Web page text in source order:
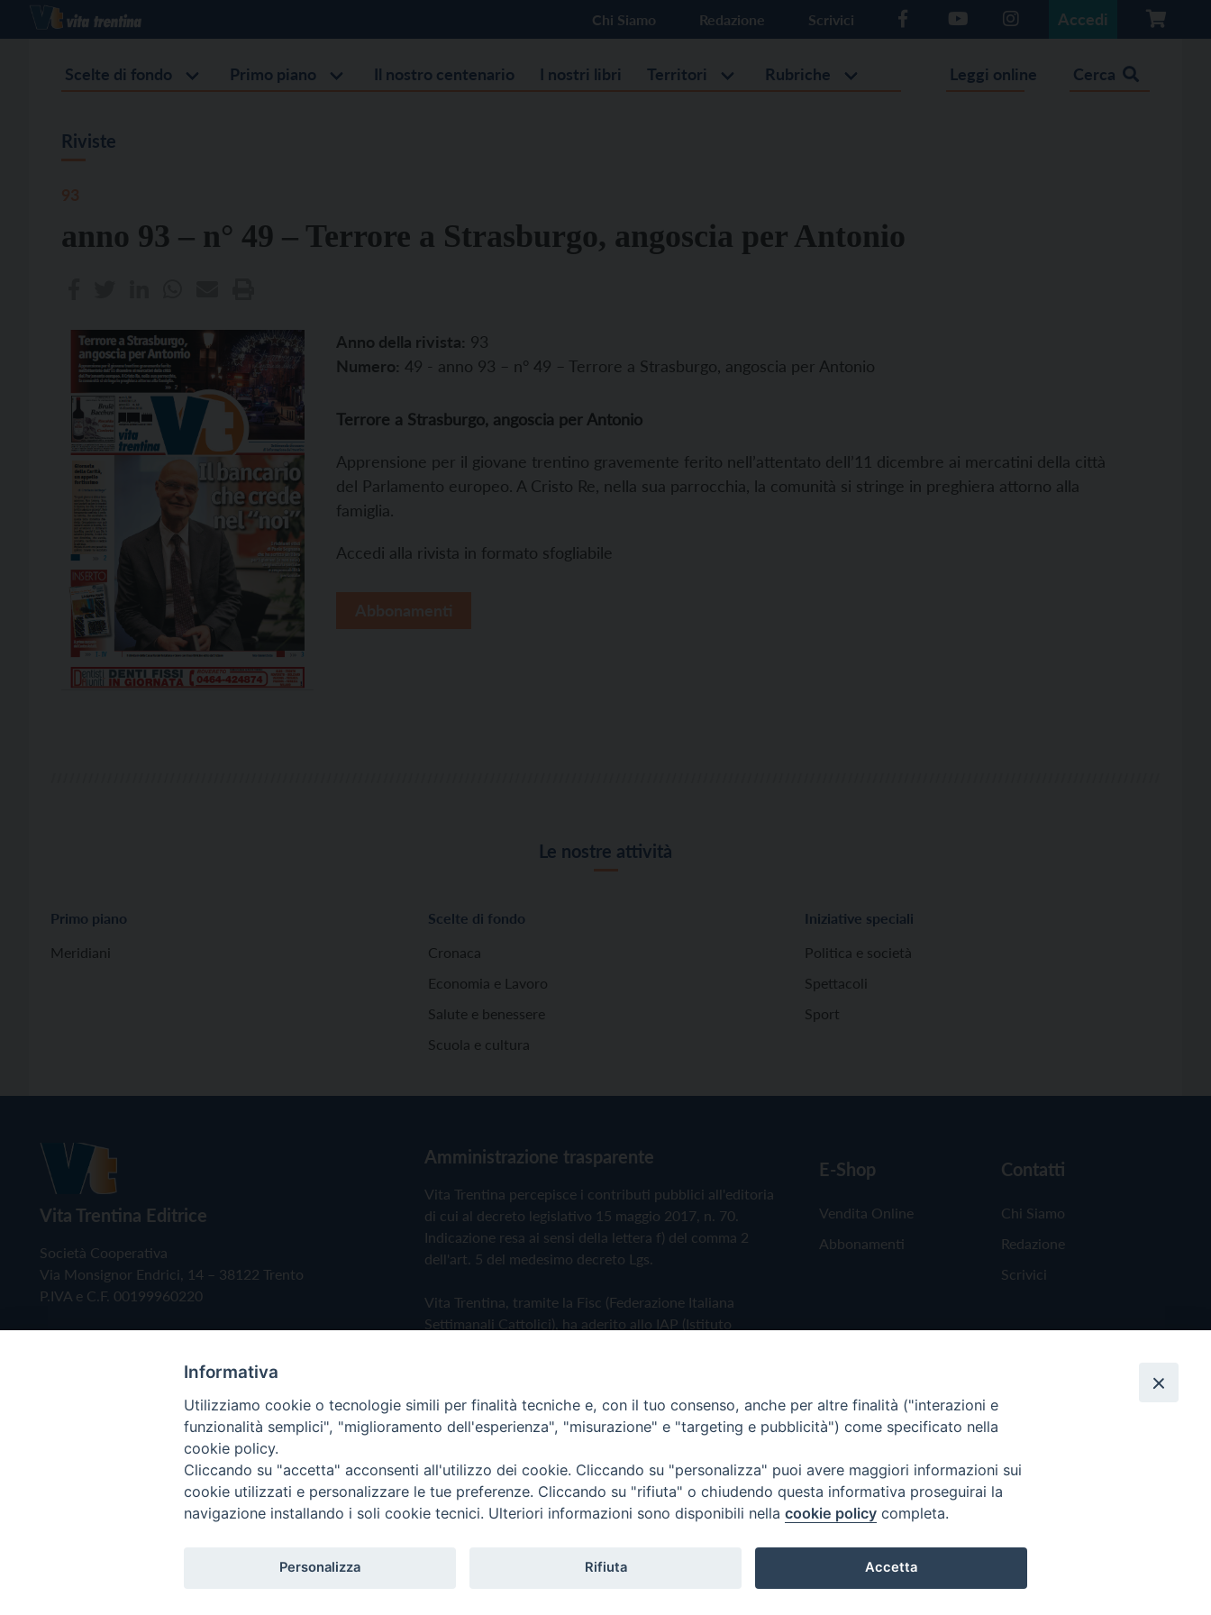
Chi Siamo Redazione Scrivici Accedi
Scelte di fondo Primo piano Il nostro centenario I nostri libri Territori Rubriche Leggi online Cerca
Riviste
anno 93 – n° 49 – Terrore a Strasburgo, angoscia per Antonio
Anno della rivista: 93
Numero: 49 - anno 93 – n° 49 – Terrore a Strasburgo, angoscia per Antonio
Terrore a Strasburgo, angoscia per Antonio
Apprensione per il giovane trentino gravemente ferito nell’attentato dell’11 dicembre ai mercatini della città
del Parlamento europeo. A Cristo Re, nella sua parrocchia, la comunità si stringe in preghiera attorno alla
famiglia.
Accedi alla rivista in formato sfogliabile
Le nostre attività
Primo piano
Meridiani
Scelte di fondo
Cronaca
Economia e Lavoro
Salute e benessere
Scuola e cultura
Iniziative speciali
Politica e società
Spettacoli
Sport
Vita Trentina Editrice
Società Cooperativa
Via Monsignor Endrici, 14 – 38122 Trento
P.IVA e C.F. 00199960220
Amministrazione trasparente
Vita Trentina percepisce i contributi pubblici all'editoria
di cui al decreto legislativo 15 maggio 2017, n. 70.
Indicazione resa ai sensi della lettera f) del comma 2
dell'art. 5 del medesimo decreto Lgs.
Vita Trentina, tramite la Fisc (Federazione Italiana
Settimanali Cattolici), ha aderito allo IAP (Istituto
Privacy Policy Cookie Policy
E-Shop
Vendita Online
Abbonamenti
Contatti
Chi Siamo
Redazione
Scrivici
Copyright © 2019 - Tutti i diritti riservati - Vita Trentina Editrice
Informativa
Utilizziamo cookie o tecnologie simili per finalità tecniche e, con il tuo consenso, anche per altre finalità ("interazioni e
funzionalità semplici", "miglioramento dell'esperienza", "misurazione" e "targeting e pubblicità") come specificato nella
cookie policy.
Cliccando su "accetta" acconsenti all'utilizzo dei cookie. Cliccando su "personalizza" puoi avere maggiori informazioni sui
cookie utilizzati e personalizzare le tue preferenze. Cliccando su "rifiuta" o chiudendo questa informativa proseguirai la
navigazione installando i soli cookie tecnici. Ulteriori informazioni sono disponibili nella cookie policy completa.
Personalizza Rifiuta Accetta